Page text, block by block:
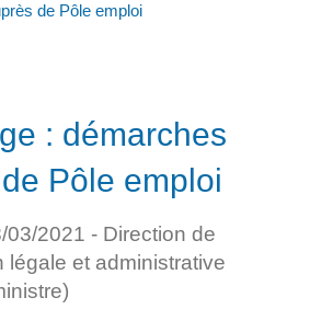
de Pôle emploi
: démarches
Pôle emploi
03/2021 - Direction de
légale et administrative